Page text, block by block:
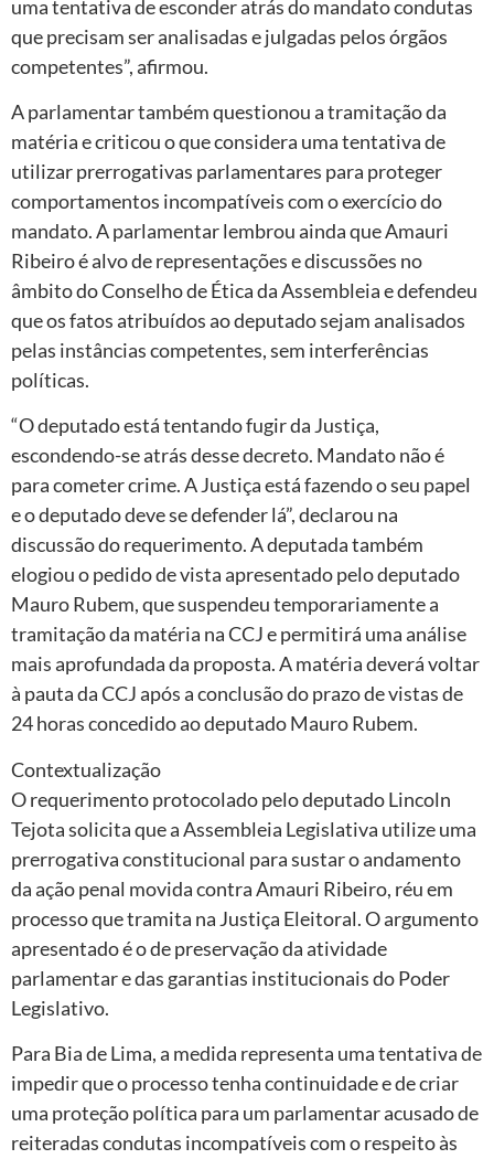
uma tentativa de esconder atrás do mandato condutas
que precisam ser analisadas e julgadas pelos órgãos
competentes”, afirmou.
A parlamentar também questionou a tramitação da
matéria e criticou o que considera uma tentativa de
utilizar prerrogativas parlamentares para proteger
comportamentos incompatíveis com o exercício do
mandato. A parlamentar lembrou ainda que Amauri
Ribeiro é alvo de representações e discussões no
âmbito do Conselho de Ética da Assembleia e defendeu
que os fatos atribuídos ao deputado sejam analisados
pelas instâncias competentes, sem interferências
políticas.
“O deputado está tentando fugir da Justiça,
escondendo-se atrás desse decreto. Mandato não é
para cometer crime. A Justiça está fazendo o seu papel
e o deputado deve se defender lá”, declarou na
discussão do requerimento. A deputada também
elogiou o pedido de vista apresentado pelo deputado
Mauro Rubem, que suspendeu temporariamente a
tramitação da matéria na CCJ e permitirá uma análise
mais aprofundada da proposta. A matéria deverá voltar
à pauta da CCJ após a conclusão do prazo de vistas de
24 horas concedido ao deputado Mauro Rubem.
Contextualização
O requerimento protocolado pelo deputado Lincoln
Tejota solicita que a Assembleia Legislativa utilize uma
prerrogativa constitucional para sustar o andamento
da ação penal movida contra Amauri Ribeiro, réu em
processo que tramita na Justiça Eleitoral. O argumento
apresentado é o de preservação da atividade
parlamentar e das garantias institucionais do Poder
Legislativo.
Para Bia de Lima, a medida representa uma tentativa de
impedir que o processo tenha continuidade e de criar
uma proteção política para um parlamentar acusado de
reiteradas condutas incompatíveis com o respeito às